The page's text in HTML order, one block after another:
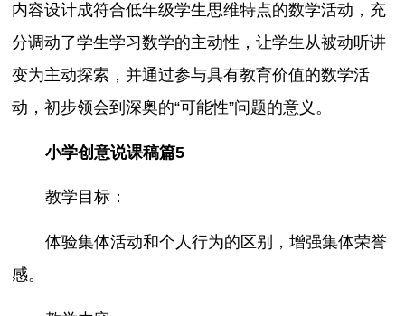
内容设计成符合低年级学生思维特点的数学活动，充
分调动了学生学习数学的主动性，让学生从被动听讲
变为主动探索，并通过参与具有教育价值的数学活
动，初步领会到深奥的“可能性”问题的意义。
小学创意说课稿篇5
教学目标：
体验集体活动和个人行为的区别，增强集体荣誉
感。